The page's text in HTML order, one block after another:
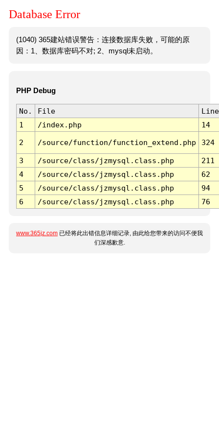
Database Error
(1040) 365建站错误警告：连接数据库失败，可能的原
因：1、数据库密码不对; 2、mysql未启动。
PHP Debug
No. File
Line
1
/index.php 14
2 /source/function/function_extend.php 324
3 /source/class/jzmysql.class.php
211
4
/source/class/jzmysql.class.php
62
5
/source/class/jzmysql.class.php
94
6
/source/class/jzmysql.class.php 76
www.365jz.com 已经将此出错信息详细记录, 由此给您带来的访问不便我
们深感歉意.